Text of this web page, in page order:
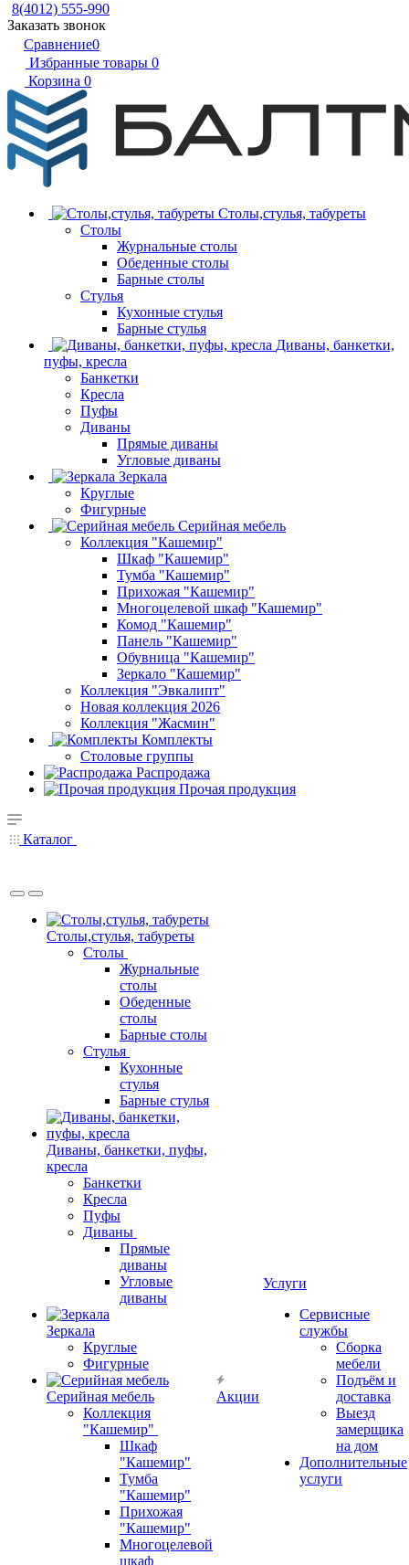
8(4012) 555-990
Заказать звонок
Сравнение0
Избранные товары 0
Корзина 0
Столы,стулья, табуреты
Столы
Журнальные столы
Обеденные столы
Барные столы
Стулья
Кухонные стулья
Барные стулья
Диваны, банкетки,
пуфы, кресла
Банкетки
Кресла
Пуфы
Диваны
Прямые диваны
Угловые диваны
Зеркала
Круглые
Фигурные
Серийная мебель
Коллекция "Кашемир"
Шкаф "Кашемир"
Тумба "Кашемир"
Прихожая "Кашемир"
Многоцелевой шкаф "Кашемир"
Комод "Кашемир"
Панель "Кашемир"
Обувница "Кашемир"
Зеркало "Кашемир"
Коллекция "Эвкалипт"
Новая коллекция 2026
Коллекция "Жасмин"
Комплекты
Столовые группы
Распродажа
Прочая продукция
Каталог
Столы,стулья, табуреты
Столы
Журнальные
столы
Обеденные
столы
Барные столы
Стулья
Кухонные
стулья
Барные стулья
Диваны, банкетки, пуфы,
кресла
Банкетки
Кресла
Пуфы
Диваны
Прямые
диваны
Угловые
диваны
Зеркала
Круглые
Фигурные
Серийная мебель
Коллекция
"Кашемир"
Шкаф
"Кашемир"
Тумба
"Кашемир"
Прихожая
"Кашемир"
Многоцелевой
шкаф
Акции
Услуги
Сервисные
службы
Сборка
мебели
Подъём и
доставка
Выезд
замерщика
на дом
Дополнительные
услуги